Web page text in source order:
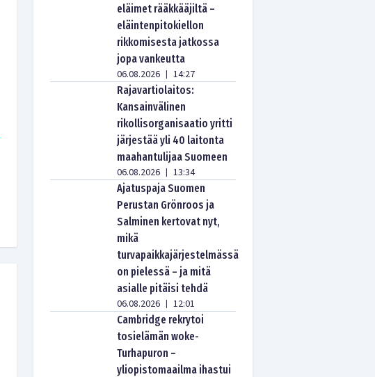
eläimet rääkkääjiltä –
eläintenpitokiellon
rikkomisesta jatkossa
jopa vankeutta
06.08.2026 | 14:27
Rajavartiolaitos:
Kansainvälinen
rikollisorganisaatio yritti
järjestää yli 40 laitonta
maahantulijaa Suomeen
06.08.2026 | 13:34
Ajatuspaja Suomen
Perustan Grönroos ja
Salminen kertovat nyt,
mikä
turvapaikkajärjestelmässä
on pielessä – ja mitä
asialle pitäisi tehdä
06.08.2026 | 12:01
Cambridge rekrytoi
tosielämän woke-
Turhapuron –
yliopistomaailma ihastui